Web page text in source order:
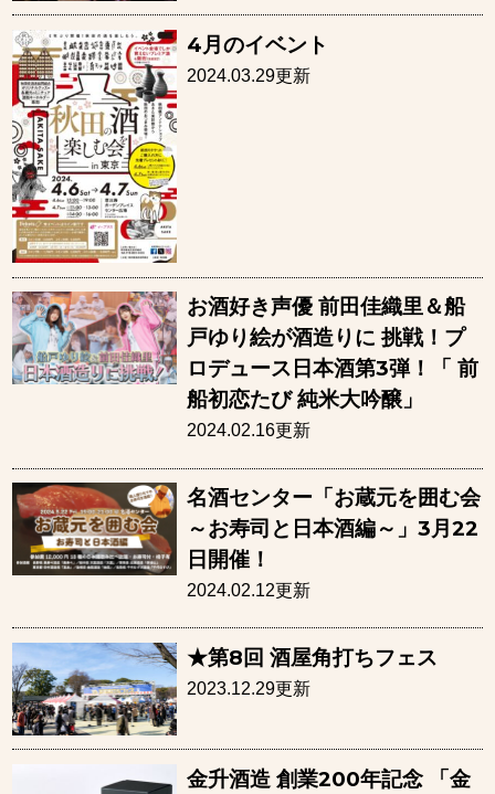
4月のイベント
2024.03.29更新
お酒好き声優 前田佳織里＆船
戸ゆり絵が酒造りに 挑戦！プ
ロデュース日本酒第3弾！「 前
船初恋たび 純米大吟醸」
2024.02.16更新
名酒センター「お蔵元を囲む会
～お寿司と日本酒編～」3月22
日開催！
2024.02.12更新
★第8回 酒屋角打ちフェス
2023.12.29更新
⾦升酒造 創業200年記念 「⾦